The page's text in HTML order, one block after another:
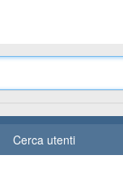
Cerca utenti